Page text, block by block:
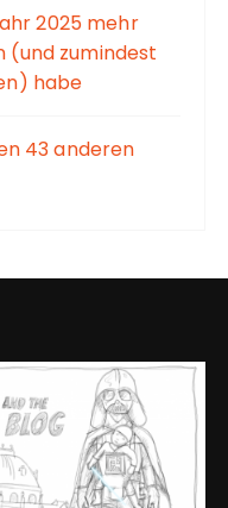
2025 mehr
(und zumindest
habe
43 anderen